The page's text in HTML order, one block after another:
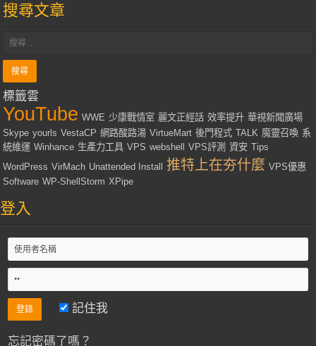
搜尋文章
標籤雲
YouTube WWE 少康戰情室 麗文正經話 效率提升 華視新聞廣場
Skype yourls VestaCP 網路酸路湯 VirtueMart 後門程式 TALK 魔靈召喚 系
統維運 Winhance 生產力工具 VPS webshell VPS評測 資安 Tips
WordPress VirMach Unattended Install 推特上在夯什麼 VPS優惠
Software WP-ShellStorm XPipe
登入
記住我
忘記密碼了嗎？